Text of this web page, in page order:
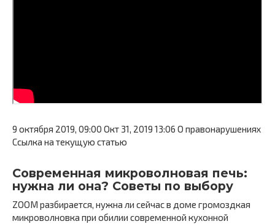
9 октября 2019, 09:00 Окт 31, 2019 13:06 О правонарушениях
Ссылка на текущую статью
Современная микроволновая печь:
нужна ли она? Советы по выбору
ZOOM разбирается, нужна ли сейчас в доме громоздкая
микроволновка при обилии современной кухонной